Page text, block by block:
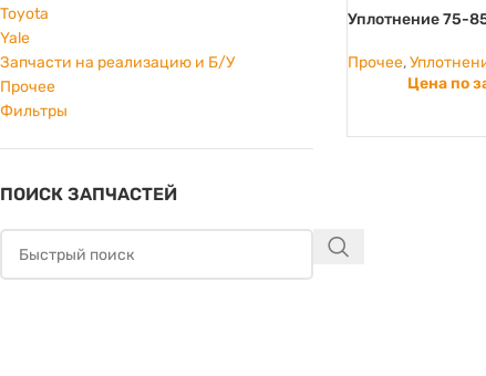
Toyota
Yale
Запчасти на реализацию и Б/У
Прочее
Фильтры
ПОИСК ЗАПЧАСТЕЙ
Уплотнение 75-
Прочее,
Цена по